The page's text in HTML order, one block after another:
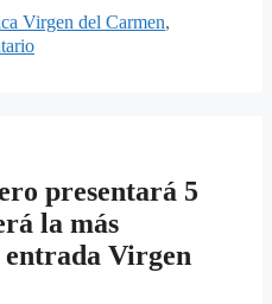
Virgen del Carmen,
presentará 5
la más
entrada Virgen